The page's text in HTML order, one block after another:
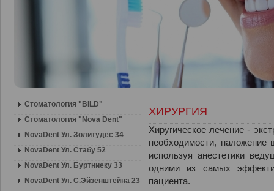
Стоматология "BILD"
Стоматология "Nova Dent"
NovaDent Ул. Золитудес 34
NovaDent Ул. Стабу 52
NovaDent Ул. Буртниеку 33
NovaDent Ул. С.Эйзенштейна 23
ХИРУРГИЯ
Хиругическое лечение -
необходимости, наложение
используя анестетики
одними из самых
пациента.